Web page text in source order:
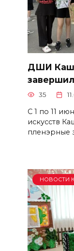
ДШИ
35
С 1 по 11
искусств
пленэрные
НОВОСТИ